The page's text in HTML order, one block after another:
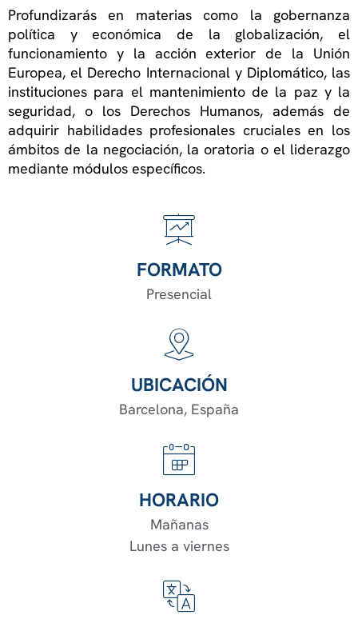
Profundizarás en materias como la gobernanza
política y económica de la globalización, el
funcionamiento y la acción exterior de la Unión
Europea, el Derecho Internacional y Diplomático, las
instituciones para el mantenimiento de la paz y la
seguridad, o los Derechos Humanos, además de
adquirir habilidades profesionales cruciales en los
ámbitos de la negociación, la oratoria o el liderazgo
mediante módulos específicos.
FORMATO
Presencial
UBICACIÓN
Barcelona, España
HORARIO
Mañanas
Lunes a viernes